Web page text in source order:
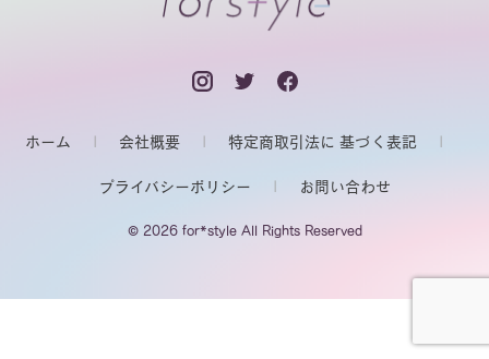
ホーム 会社概要 特定商取引法に 基づく表記
プライバシーポリシー お問い合わせ
© 2026 for*style All Rights Reserved